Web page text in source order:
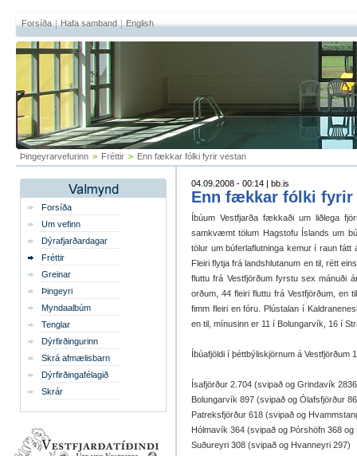
Forsíða Hafa samband English
Þingeyrarvefurinn > Fréttir > Enn fækkar fólki fyrir vestan
Forsíða
Um vefinn
Dýrafjarðardagar
Fréttir
Greinar
Þingeyri
Myndaalbúm
Tenglar
Dýrfirðingurinn
Skrá afmælisbarn
Dýrfirðingafélagið
Skrár
04.09.2008 - 00:14 | bb.is
Enn fækkar fólki fyrir
Íbúum Vestfjarða fækkaði um liðlega
samkvæmt tölum Hagstofu Íslands um
tölur um búferlaflutninga kemur í raun fátt
Fleiri flytja frá landshlutanum en til, rétt
fluttu frá Vestfjörðum fyrstu sex mánuði
orðum, 44 fleiri fluttu frá Vestfjörðum, en
fimm fleiri en fóru. Plústalan í
en til, mínusinn er 11 í Bolungarvík, 16 í
Íbúafjöldi í þéttbýliskjörnum á Vestfjörðum
Ísafjörður 2.704 (svipað og Grindavík
Bolungarvík 897 (svipað og Ólafsfjörður
Patreksfjörður 618 (svipað og
Hólmavík 364 (svipað og Þórshöfn 368 og
Suðureyri 308 (svipað og Hvanneyri 297)